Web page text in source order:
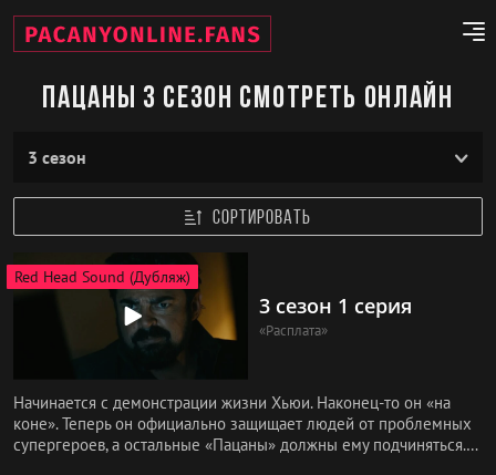
Пацаны 3 сезон смотреть онлайн
CОРТИРОВАТЬ
Red Head Sound (Дубляж)
3 сезон 1 серия
«Расплата»
Начинается с демонстрации жизни Хьюи. Наконец-то он «на
коне». Теперь он официально защищает людей от проблемных
супергероев, а остальные «Пацаны» должны ему подчиняться.